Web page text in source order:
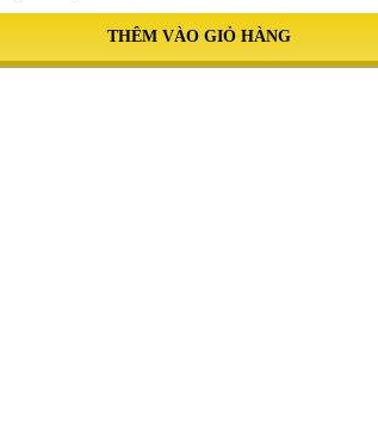
THÊM VÀO GIỎ HÀNG